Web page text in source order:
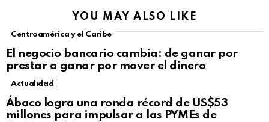
YOU MAY ALSO LIKE
Centroamérica y el Caribe
El negocio bancario cambia: de ganar por
prestar a ganar por mover el dinero
Not Safe For Work
Click to view this post
Actualidad
Ábaco logra una ronda récord de US$53
millones para impulsar a las PYMEs de